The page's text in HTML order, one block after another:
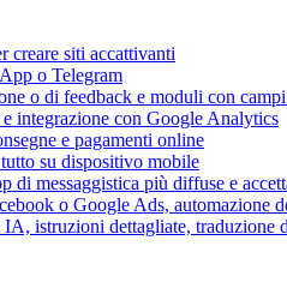
creare siti accattivanti
o Telegram
o di feedback e moduli con
integrazione con Google Analytics
e pagamenti online
su dispositivo mobile
messaggistica più diffuse e
o Google Ads, automazione
istruzioni dettagliate, traduzione